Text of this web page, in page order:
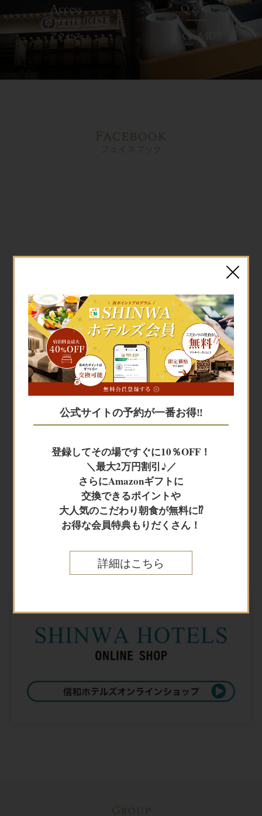
Access
アクセス
Q & A
よくある質問
Facebook
フェイスブック
Online shop
オンラインショップ
宿泊予約
宿泊予約
レンタカー+宿泊
航空券＋宿泊
公式サイトの予約が一番お得‼
登録してその場ですぐに10％OFF！
＼最大2万円割引♪／
さらにAmazonギフトに
交換できるポイントや
大人気のこだわり朝食が無料に⁉
お得な会員特典もりだくさん！
詳細はこちら